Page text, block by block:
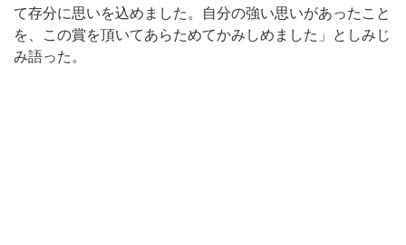
て存分に思いを込めました。自分の強い思いがあったこと
を、この賞を頂いてあらためてかみしめました」としみじ
み語った。